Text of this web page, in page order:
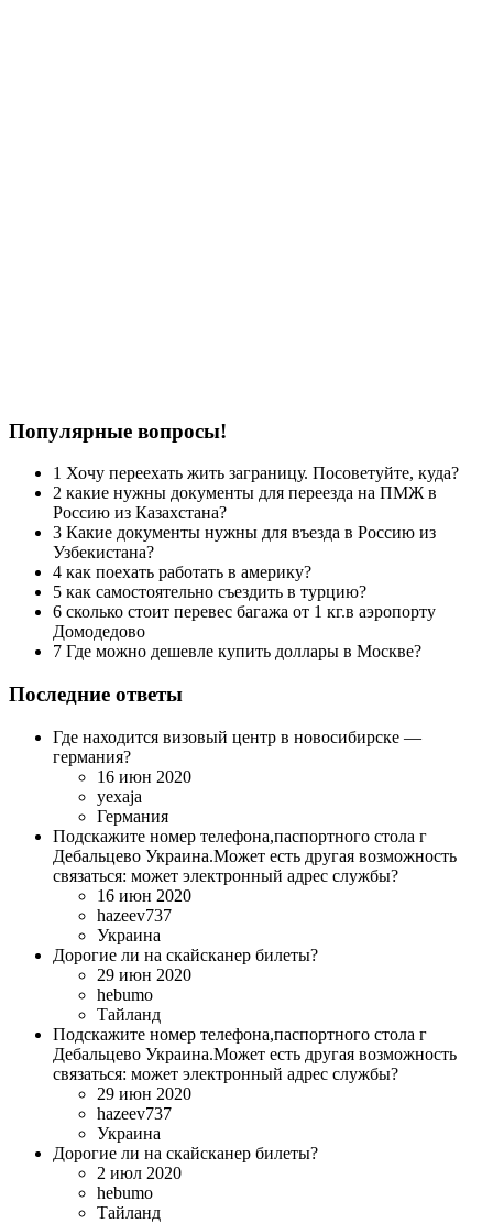
Популярные вопросы!
1 Хочу переехать жить заграницу. Посоветуйте, куда?
2 какие нужны документы для переезда на ПМЖ в
Россию из Казахстана?
3 Какие документы нужны для въезда в Россию из
Узбекистана?
4 как поехать работать в америку?
5 как самостоятельно съездить в турцию?
6 сколько стоит перевес багажа от 1 кг.в аэропорту
Домодедово
7 Где можно дешевле купить доллары в Москве?
Последние ответы
Где находится визовый центр в новосибирске —
германия?
16 июн 2020
yexaja
Германия
Подскажите номер телефона,паспортного стола г
Дебальцево Украина.Может есть другая возможность
связаться: может электронный адрес службы?
16 июн 2020
hazeev737
Украина
Дорогие ли на скайсканер билеты?
29 июн 2020
hebumo
Тайланд
Подскажите номер телефона,паспортного стола г
Дебальцево Украина.Может есть другая возможность
связаться: может электронный адрес службы?
29 июн 2020
hazeev737
Украина
Дорогие ли на скайсканер билеты?
2 июл 2020
hebumo
Тайланд